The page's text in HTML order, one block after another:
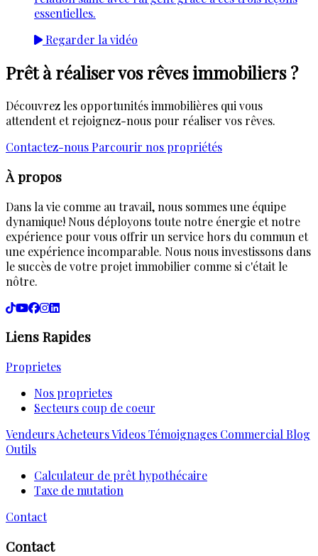
essentielles.
Regarder la vidéo
Prêt à réaliser vos rêves immobiliers ?
Découvrez les opportunités immobilières qui vous
attendent et rejoignez-nous pour réaliser vos rêves.
Contactez-nous Parcourir nos propriétés
À propos
Dans la vie comme au travail, nous sommes une équipe
dynamique! Nous déployons toute notre énergie et notre
expérience pour vous offrir un service hors du commun et
une expérience incomparable. Nous nous investissons dans
le succès de votre projet immobilier comme si c'était le
nôtre.
Liens Rapides
Proprietes
Nos proprietes
Secteurs coup de coeur
VendeursAcheteursVideosTémoignages Commercial Blog
Outils
Calculateur de prêt hypothécaire
Taxe de mutation
Contact
Contact